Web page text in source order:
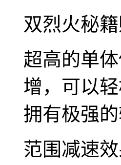
双烈火秘
超高的单
增，可以
拥有极强的
范围减速